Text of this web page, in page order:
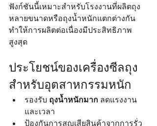
ฟังก์ชันนี้เหมาะสำหรับโรงงานที่ผลิตถุง
หลายขนาดหรือถุงน้ำหนักแตกต่างกัน
ทำให้การผลิตต่อเนื่องมีประสิทธิภาพ
สูงสุด
ประโยชน์ของเครื่องซีลถุง
สำหรับอุตสาหกรรมหนัก
รองรับ ถุงน้ำหนักมาก ลดแรงงาน
และเวลา